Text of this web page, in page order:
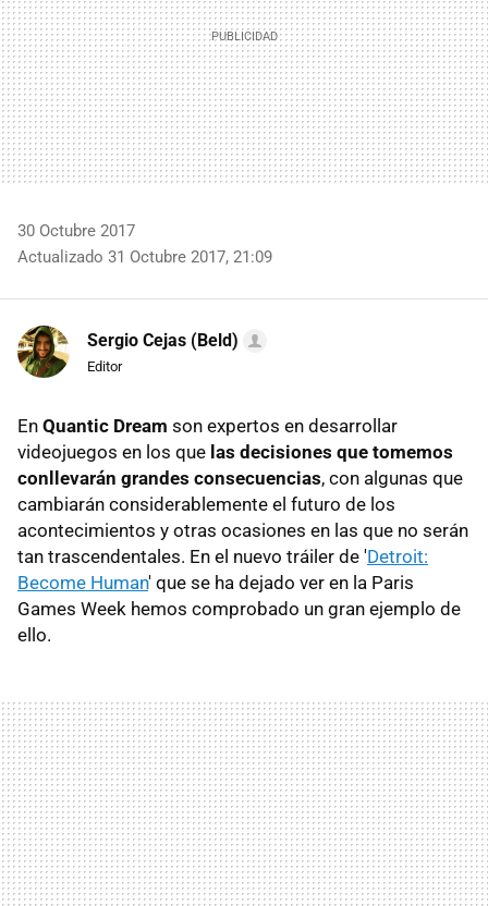
30 Octubre 2017
Actualizado 31 Octubre 2017, 21:09
Sergio Cejas (Beld)
Editor
En Quantic Dream son expertos en desarrollar
videojuegos en los que las decisiones que tomemos
conllevarán grandes consecuencias, con algunas que
cambiarán considerablemente el futuro de los
acontecimientos y otras ocasiones en las que no serán
tan trascendentales. En el nuevo tráiler de 'Detroit:
Become Human' que se ha dejado ver en la Paris
Games Week hemos comprobado un gran ejemplo de
ello.